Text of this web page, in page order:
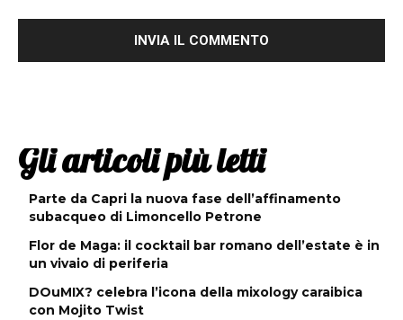
Gli articoli più letti
Parte da Capri la nuova fase dell’affinamento
subacqueo di Limoncello Petrone
Flor de Maga: il cocktail bar romano dell’estate è in
un vivaio di periferia
DOuMIX? celebra l’icona della mixology caraibica
con Mojito Twist